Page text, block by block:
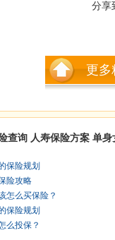
分享
更多
查询 人寿保险方案 单身
保险规划
险攻略
怎么买保险？
保险规划
么投保？